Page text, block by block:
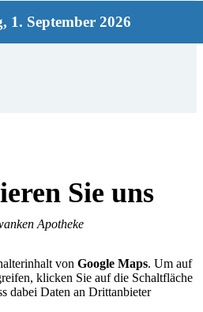
1. September 2026
Sie uns
Apotheke
von Google Maps. Um auf
klicken Sie auf die Schaltfläche
dabei Daten an Drittanbieter